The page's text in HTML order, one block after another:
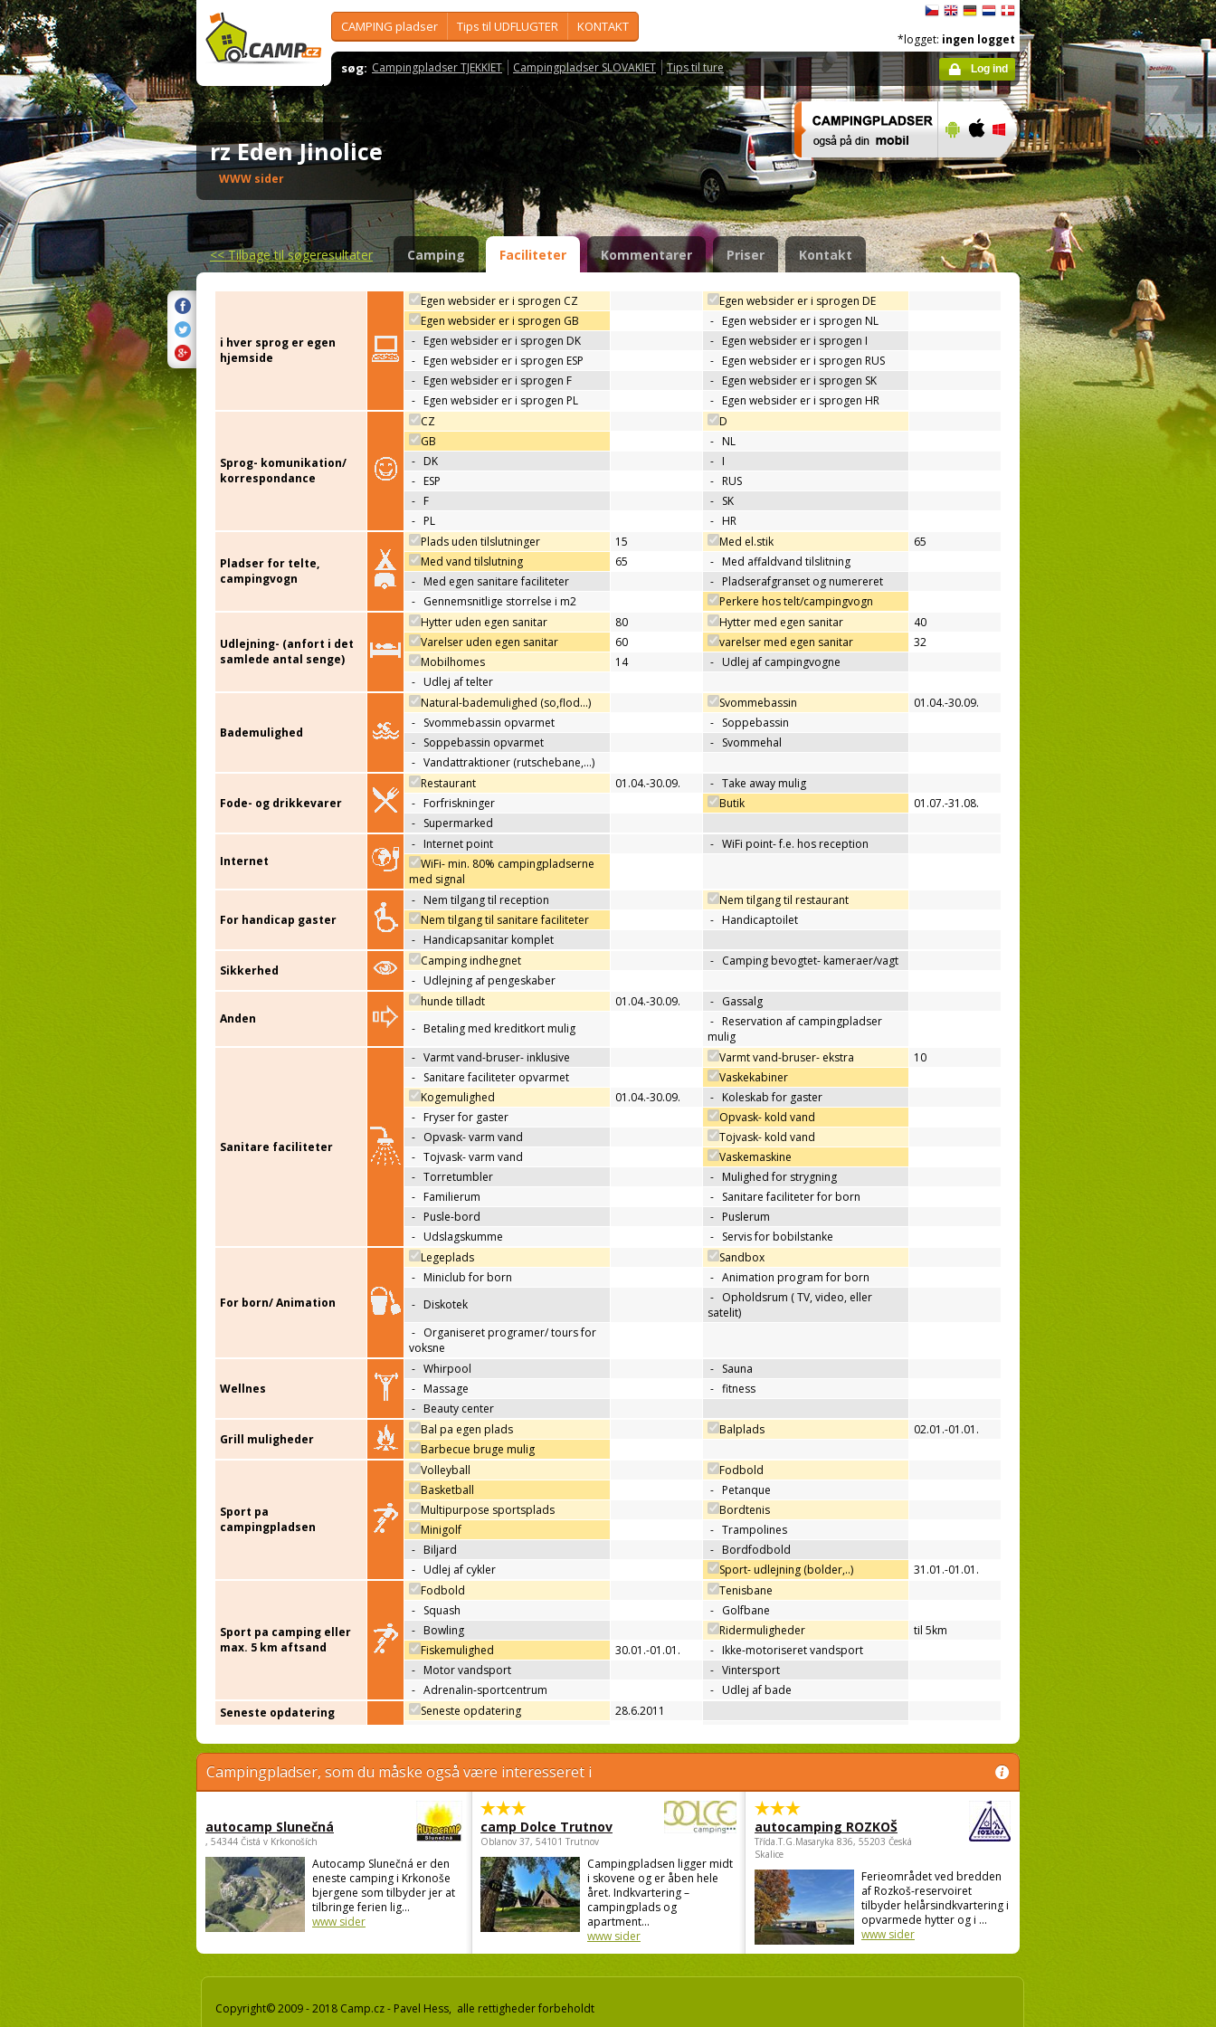
CAMPING pladser Tips til UDFLUGTER KONTAKT
søg: Campingpladser TJEKKIET Campingpladser SLOVAKIET Tips til ture
*logget: ingen logget
Log ind
rz Eden Jinolice
WWW sider
<<Tilbage til søgeresultater Camping Faciliteter Kommentarer Priser Kontakt
i hver sprog er egen
hjemside
Egen websider er i sprogen CZ
Egen websider er i sprogen DE
Egen websider er i sprogen GB
- Egen websider er i sprogen NL
- Egen websider er i sprogen DK - Egen websider er i sprogen I
- Egen websider er i sprogen ESP - Egen websider er i sprogen RUS
- Egen websider er i sprogen F - Egen websider er i sprogen SK
- Egen websider er i sprogen PL - Egen websider er i sprogen HR
Sprog- komunikation/
korrespondance
CZ
D
GB
- NL
- DK - I
- ESP - RUS
- F - SK
- PL - HR
Pladser for telte,
campingvogn
Plads uden tilslutninger 15 Med el.stik
65
Med vand tilslutning
65 - Med affaldvand tilslitning
- Med egen sanitare faciliteter - Pladserafgranset og numereret
- Gennemsnitlige storrelse i m2 Perkere hos telt/campingvogn
Udlejning- (anfort i det
samlede antal senge)
Hytter uden egen sanitar 80 Hytter med egen sanitar
40
Varelser uden egen sanitar
60 varelser med egen sanitar
32
Mobilhomes
14 - Udlej af campingvogne
- Udlej af telter
Bademulighed
Natural-bademulighed (so,flod...) Svommebassin
01.04.-30.09.
- Svommebassin opvarmet - Soppebassin
- Soppebassin opvarmet - Svommehal
- Vandattraktioner (rutschebane,…)
Fode- og drikkevarer
Restaurant 01.04.-30.09. - Take away mulig
- Forfriskninger Butik
01.07.-31.08.
- Supermarked
Internet
- Internet point - WiFi point- f.e. hos reception
WiFi- min. 80% campingpladserne
med signal
For handicap gaster
- Nem tilgang til reception
Nem tilgang til restaurant
Nem tilgang til sanitare faciliteter
- Handicaptoilet
- Handicapsanitar komplet
Sikkerhed
Camping indhegnet - Camping bevogtet- kameraer/vagt
- Udlejning af pengeskaber
Anden
hunde tilladt 01.04.-30.09. - Gassalg
- Betaling med kreditkort mulig - Reservation af campingpladser
mulig
Sanitare faciliteter
- Varmt vand-bruser- inklusive Varmt vand-bruser- ekstra
10
- Sanitare faciliteter opvarmet
Vaskekabiner
Kogemulighed
01.04.-30.09. - Koleskab for gaster
- Fryser for gaster
Opvask- kold vand
- Opvask- varm vand
Tojvask- kold vand
- Tojvask- varm vand
Vaskemaskine
- Torretumbler - Mulighed for strygning
- Familierum - Sanitare faciliteter for born
- Pusle-bord - Puslerum
- Udslagskumme - Servis for bobilstanke
For born/ Animation
Legeplads
Sandbox
- Miniclub for born - Animation program for born
- Diskotek - Opholdsrum ( TV, video, eller
satelit)
- Organiseret programer/ tours for
voksne
Wellnes
- Whirpool - Sauna
- Massage - fitness
- Beauty center
Grill muligheder
Bal pa egen plads Balplads
02.01.-01.01.
Barbecue bruge mulig
Sport pa
campingpladsen
Volleyball
Fodbold
Basketball
- Petanque
Multipurpose sportsplads
Bordtenis
Minigolf
- Trampolines
- Biljard - Bordfodbold
- Udlej af cykler Sport- udlejning (bolder,..) 31.01.-01.01.
Sport pa camping eller
max. 5 km aftsand
Fodbold
Tenisbane
- Squash - Golfbane
- Bowling Ridermuligheder
til 5km
Fiskemulighed
30.01.-01.01. - Ikke-motoriseret vandsport
- Motor vandsport - Vintersport
- Adrenalin-sportcentrum - Udlej af bade
Seneste opdatering
Seneste opdatering 28.6.2011
Campingpladser, som du måske også være interesseret i
autocamp Slunečná
, 54344 Čistá v Krkonoších
Autocamp Slunečná er den
eneste camping i Krkonoše
bjergene som tilbyder jer at
tilbringe ferien lig...
www sider
camp Dolce Trutnov
Oblanov 37, 54101 Trutnov
Campingpladsen ligger midt
i skovene og er åben hele
året. Indkvartering –
campingplads og
apartment...
www sider
autocamping ROZKOŠ
Třída.T.G.Masaryka 836, 55203 Česká
Skalice
Ferieområdet ved bredden
af Rozkoš-reservoiret
tilbyder helårsindkvartering i
opvarmede hytter og i ...
www sider
Copyright© 2009 - 2018 Camp.cz - Pavel Hess, alle rettigheder forbeholdt